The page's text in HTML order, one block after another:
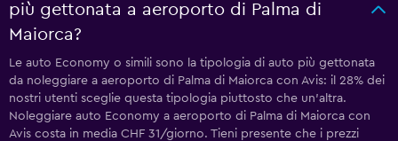
più gettonata a aeroporto di Palma di
Maiorca?
Le auto Economy o simili sono la tipologia di auto più gettonata
da noleggiare a aeroporto di Palma di Maiorca con Avis: il 28% dei
nostri utenti sceglie questa tipologia piuttosto che un'altra.
Noleggiare auto Economy a aeroporto di Palma di Maiorca con
Avis costa in media CHF 31/giorno. Tieni presente che i prezzi